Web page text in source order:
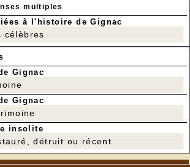
multiples
à l'histoire de Gignac
célèbres
Gignac
Gignac
insolite
détruit ou récent
Gorge - Robin - Roodborst